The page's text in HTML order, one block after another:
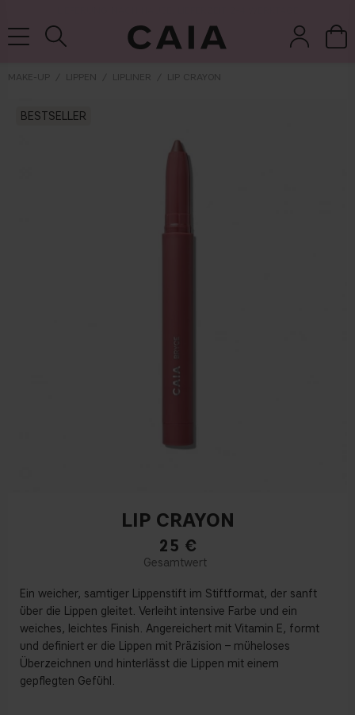
MAKE-UP LIPPEN LIPLINER LIP CRAYON
BESTSELLER
LIP CRAYON
25 €
Ein weicher, samtiger Lippenstift im Stiftformat, der sanft
über die Lippen gleitet. Verleiht intensive Farbe und ein
weiches, leichtes Finish. Angereichert mit Vitamin E, formt
und definiert er die Lippen mit Präzision – müheloses
Überzeichnen und hinterlässt die Lippen mit einem
gepflegten Gefühl.